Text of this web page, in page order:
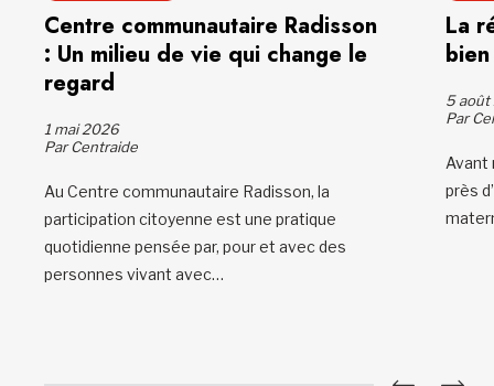
Centre communautaire Radisson
: Un milieu de vie qui change le
regard
1 mai 2026
Par Centraide
Au Centre communautaire Radisson, la
participation citoyenne est une pratique
quotidienne pensée par, pour et avec des
personnes vivant avec…
La
5 août
Par
Avant
près